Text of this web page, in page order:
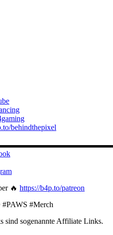
behindthepixel
🔥 https://b4p.to/patreon
#Merch
sind sogenannte Affiliate Links.